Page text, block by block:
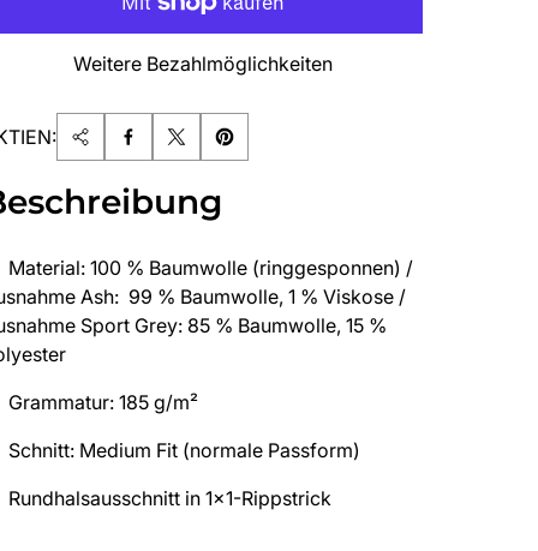
Weitere Bezahlmöglichkeiten
Material: 100 % Baumwolle (ringgesponnen) /
Ash: 99 % Baumwolle, 1 % Viskose /
Sport Grey: 85 % Baumwolle, 15 %
Grammatur: 185 g/m²
Schnitt: Medium Fit (normale Passform)
Rundhalsausschnitt in 1x1-Rippstrick